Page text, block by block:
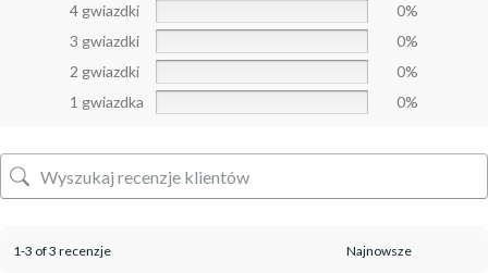
4 gwiazdki
0%
3 gwiazdki
0%
2 gwiazdki
0%
1 gwiazdka
0%
1-3 of 3 recenzje